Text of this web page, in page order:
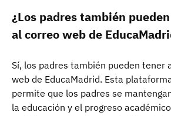
¿Los padres también
al correo web de
Sí, los padres también pueden tener
web de EducaMadrid. Esta
permite que los padres se
la educación y el progreso